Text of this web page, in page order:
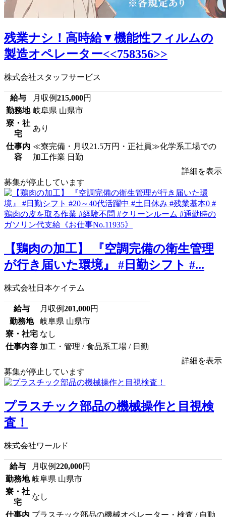
残業ナシ！高時給▼機能性フィルムの
製造オペレーター<<758356>>
株式会社スタッフサービス
給与 月収例215,000円
勤務地 岐阜県 山県市
寮・社
宅
あり
仕事内
容
≪寮完備・月収21.5万円・正社員≫化学系工場での
加工作業 日勤
詳細を表示
募集が停止しています
【鶏肉の加工】 『空調完備の衛生管理
が行き届いた環境』 #日勤シフト #...
株式会社日本ケイテム
給与 月収例201,000円
勤務地
岐阜県 山県市
寮・社宅 なし
仕事内容 加工・管理 / 食品系工場 / 日勤
詳細を表示
募集が停止しています
プラスチック部品の機械操作と目視検
査！
株式会社ワールド
給与 月収例220,000円
勤務地 岐阜県 山県市
寮・社
宅
なし
仕事内 プラスチック部品の機械オペレーター・検査 / 自動